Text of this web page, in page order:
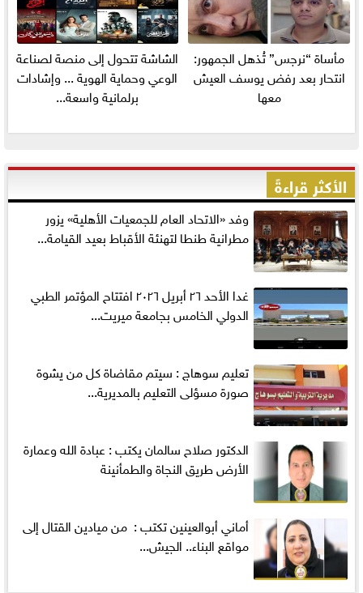
مأساة “نرجس” تُذهل الجمهور:
انتحار بعد رفض يوسف العيش
معها
الشاشة تتحول إلى منصة لصناعة
الوعي وحماية الهوية ... وإشادات
برلمانية واسعة...
الأكثر قراءةً
وفد «الاتحاد العام للجمعيات الأهلية» يزور
مطرانية طنطا لتهنئة الأقباط بعيد القيامة...
غدا الأحد ٢٦ أبريل ٢٠٢٦ افتتاح المؤتمر الطبي
الدولي الخامس بجامعة ميريت...
تعليم سوهاج : سيتم مقاضاة كل من يشوة
صورة مسؤلى التعليم بالمديرية...
الدكتور صلاح سالمان يكتب : عبادة الله وعمارة
الأرض طريق النجاة والطمأنينة
أماني‭ ‬أبوالعينين‭ ‬تكتب‭ : ‬ من ميادين القتال إلى
مواقع البناء.. الجيش...